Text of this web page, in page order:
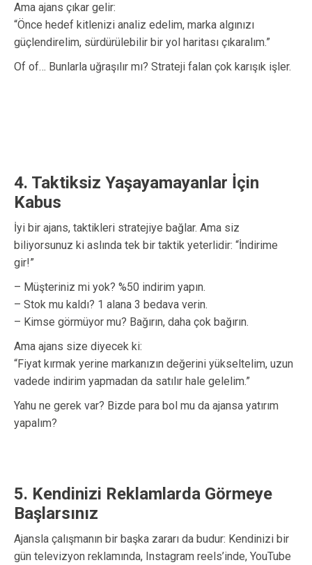
Ama ajans çıkar gelir:
“Önce hedef kitlenizi analiz edelim, marka algınızı
güçlendirelim, sürdürülebilir bir yol haritası çıkaralım.”
Of of… Bunlarla uğraşılır mı? Strateji falan çok karışık işler.
4. Taktiksiz Yaşayamayanlar İçin
Kabus
İyi bir ajans, taktikleri stratejiye bağlar. Ama siz
biliyorsunuz ki aslında tek bir taktik yeterlidir: “İndirime
gir!”
– Müşteriniz mi yok? %50 indirim yapın.
– Stok mu kaldı? 1 alana 3 bedava verin.
– Kimse görmüyor mu? Bağırın, daha çok bağırın.
Ama ajans size diyecek ki:
“Fiyat kırmak yerine markanızın değerini yükseltelim, uzun
vadede indirim yapmadan da satılır hale gelelim.”
Yahu ne gerek var? Bizde para bol mu da ajansa yatırım
yapalım?
5. Kendinizi Reklamlarda Görmeye
Başlarsınız
Ajansla çalışmanın bir başka zararı da budur: Kendinizi bir
gün televizyon reklamında, Instagram reels’inde, YouTube